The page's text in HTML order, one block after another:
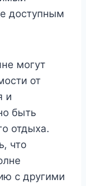
доступным
могут
от
и
быть
отдыха.
что
с другими